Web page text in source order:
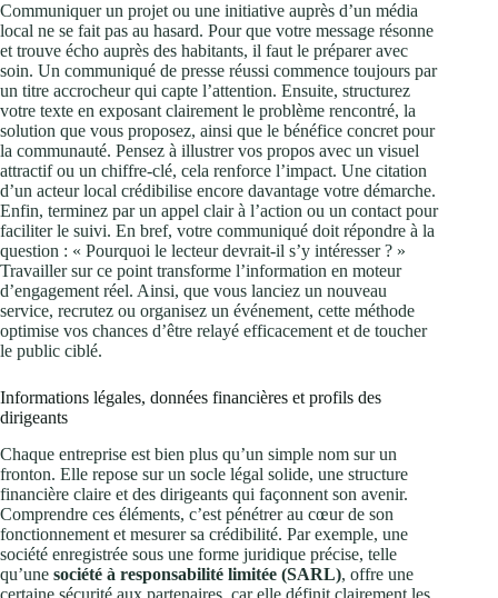
Communiquer un projet ou une initiative auprès d’un média
local ne se fait pas au hasard. Pour que votre message résonne
et trouve écho auprès des habitants, il faut le préparer avec
soin. Un communiqué de presse réussi commence toujours par
un titre accrocheur qui capte l’attention. Ensuite, structurez
votre texte en exposant clairement le problème rencontré, la
solution que vous proposez, ainsi que le bénéfice concret pour
la communauté. Pensez à illustrer vos propos avec un visuel
attractif ou un chiffre-clé, cela renforce l’impact. Une citation
d’un acteur local crédibilise encore davantage votre démarche.
Enfin, terminez par un appel clair à l’action ou un contact pour
faciliter le suivi. En bref, votre communiqué doit répondre à la
question : « Pourquoi le lecteur devrait-il s’y intéresser ? »
Travailler sur ce point transforme l’information en moteur
d’engagement réel. Ainsi, que vous lanciez un nouveau
service, recrutez ou organisez un événement, cette méthode
optimise vos chances d’être relayé efficacement et de toucher
le public ciblé.
Informations légales, données financières et profils des
dirigeants
Chaque entreprise est bien plus qu’un simple nom sur un
fronton. Elle repose sur un socle légal solide, une structure
financière claire et des dirigeants qui façonnent son avenir.
Comprendre ces éléments, c’est pénétrer au cœur de son
fonctionnement et mesurer sa crédibilité. Par exemple, une
société enregistrée sous une forme juridique précise, telle
qu’une société à responsabilité limitée (SARL), offre une
certaine sécurité aux partenaires, car elle définit clairement les